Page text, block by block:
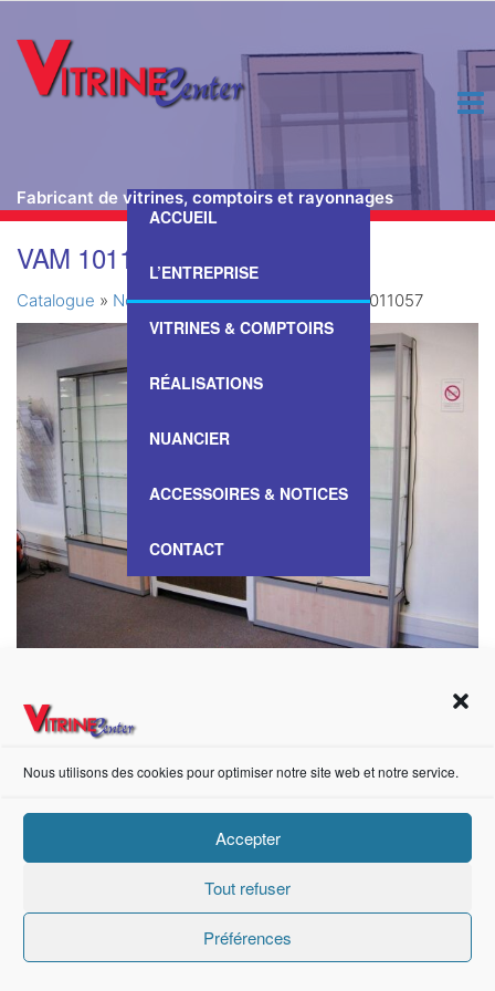
Nous utilisons des cookies pour optimiser notre site web et notre service.
Accepter
Tout refuser
Préférences
Fabricant de vitrines, comptoirs et rayonnages
ACCUEIL
L’ENTREPRISE
VITRINES & COMPTOIRS
RÉALISATIONS
NUANCIER
ACCESSOIRES & NOTICES
CONTACT
VAM 1011057
Catalogue » Nos Vitrines & Comptoirs»VAM 1011057
https://fr-fr.facebook.com/pages/category/Metal-Supplier/Vitrine-Center-1847745018840053/
Création de sites internet Advanced Informatique © 2021.